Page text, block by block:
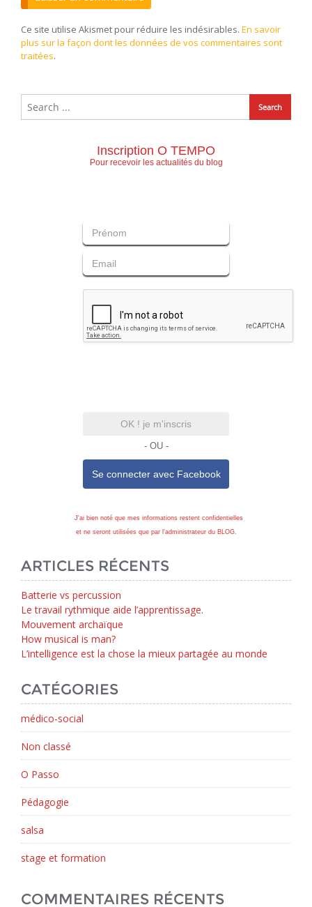
Ce site utilise Akismet pour réduire les indésirables. En savoir
plus sur la façon dont les données de vos commentaires sont
traitées.
Inscription O TEMPO
Pour recevoir les actualités du blog
OK ! je m'inscris
- OU -
Se connecter avec Facebook
J'ai bien noté que mes informations restent confidentielles
et ne seront utilisées que par l'administrateur du BLOG.
ARTICLES RÉCENTS
Batterie vs percussion
Le travail rythmique aide l’apprentissage.
Mouvement archaïque
How musical is man?
L’intelligence est la chose la mieux partagée au monde
CATÉGORIES
médico-social
Non classé
O Passo
Pédagogie
salsa
stage et formation
COMMENTAIRES RÉCENTS